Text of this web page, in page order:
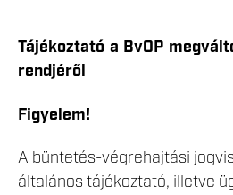
Tájékoztató a BvOP
rendjéről
Figyelem!
A büntetés-végrehajtási
általános tájékoztató, illetve